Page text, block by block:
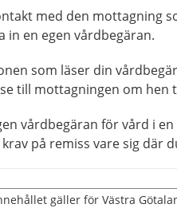
med den mottagning
in en egen vårdbegäran.
som läser din
till mottagningen om hen
vårdbegäran för vård i
på remiss vare sig där
gäller för Västra
på det regionala tillägget